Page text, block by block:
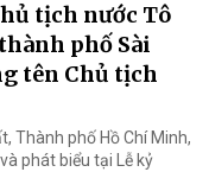
tịch nước Tô
phố Sài
tên Chủ tịch
Thành phố Hồ Chí Minh,
phát biểu tại Lễ kỷ